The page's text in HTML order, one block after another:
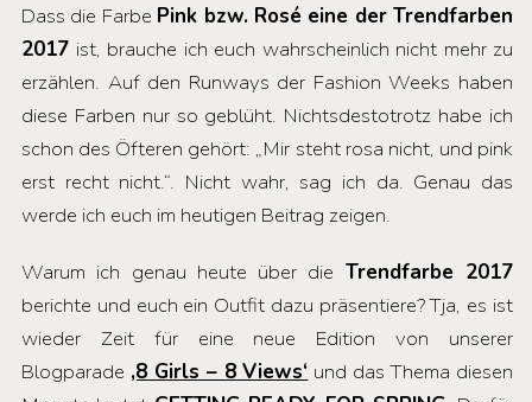
Dass die Farbe Pink bzw. Rosé eine der Trendfarben
2017 ist, brauche ich euch wahrscheinlich nicht mehr zu
erzählen. Auf den Runways der Fashion Weeks haben
diese Farben nur so geblüht. Nichtsdestotrotz habe ich
schon des Öfteren gehört: „Mir steht rosa nicht, und pink
erst recht nicht.“. Nicht wahr, sag ich da. Genau das
werde ich euch im heutigen Beitrag zeigen.
Warum ich genau heute über die Trendfarbe 2017
berichte und euch ein Outfit dazu präsentiere? Tja, es ist
wieder Zeit für eine neue Edition von unserer
Blogparade ‚8 Girls – 8 Views‘ und das Thema diesen